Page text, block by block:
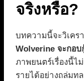
จริงหรือ?
บทความนี้จะวิเคร
Wolverine จะกอบ
ภาพยนตร์เรื่องนี้ไ
รายได้อย่างถล่มท